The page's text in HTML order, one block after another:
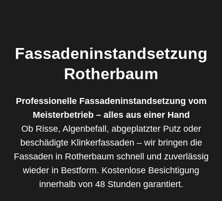
Fassadeninstandsetzung
Rotherbaum
Professionelle Fassadeninstandsetzung vom
Meisterbetrieb – alles aus einer Hand
Ob Risse, Algenbefall, abgeplatzter Putz oder
beschädigte Klinkerfassaden – wir bringen die
Fassaden in Rotherbaum schnell und zuverlässig
wieder in Bestform. Kostenlose Besichtigung
innerhalb von 48 Stunden garantiert.